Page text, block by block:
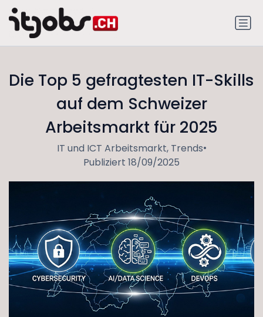
Die Top 5 gefragtesten IT-Skills
auf dem Schweizer
Arbeitsmarkt für 2025
IT und ICT Arbeitsmarkt, Trends•
Publiziert 18/09/2025